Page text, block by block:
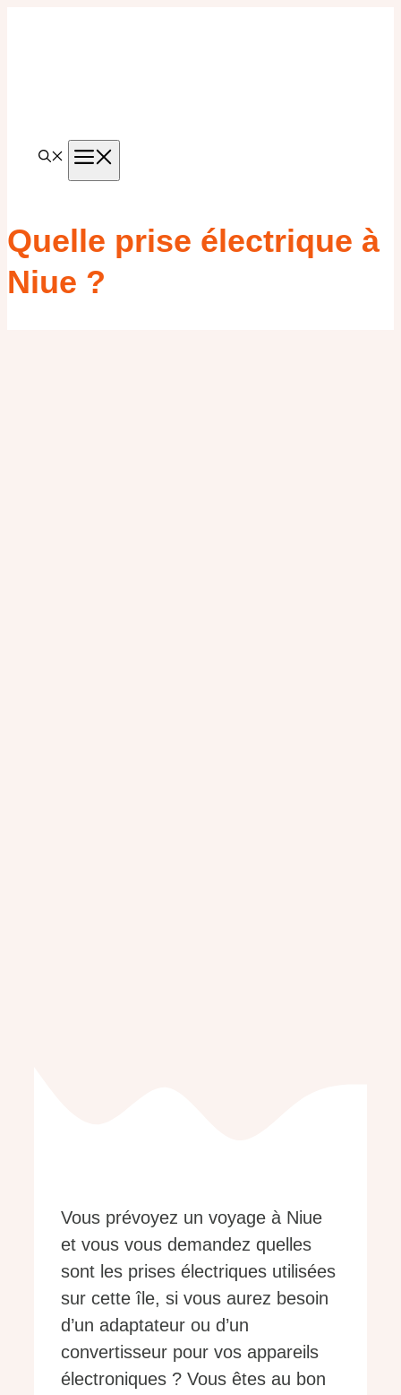
Quelle prise électrique à
Niue ?
Vous prévoyez un voyage à Niue
et vous vous demandez quelles
sont les prises électriques utilisées
sur cette île, si vous aurez besoin
d’un adaptateur ou d’un
convertisseur pour vos appareils
électroniques ? Vous êtes au bon